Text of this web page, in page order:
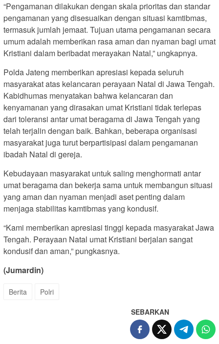
“Pengamanan dilakukan dengan skala prioritas dan standar
pengamanan yang disesuaikan dengan situasi kamtibmas,
termasuk jumlah jemaat. Tujuan utama pengamanan secara
umum adalah memberikan rasa aman dan nyaman bagi umat
Kristiani dalam beribadat merayakan Natal,” ungkapnya.
Polda Jateng memberikan apresiasi kepada seluruh
masyarakat atas kelancaran perayaan Natal di Jawa Tengah.
Kabidhumas menyatakan bahwa kelancaran dan
kenyamanan yang dirasakan umat Kristiani tidak terlepas
dari toleransi antar umat beragama di Jawa Tengah yang
telah terjalin dengan baik. Bahkan, beberapa organisasi
masyarakat juga turut berpartisipasi dalam pengamanan
ibadah Natal di gereja.
Kebudayaan masyarakat untuk saling menghormati antar
umat beragama dan bekerja sama untuk membangun situasi
yang aman dan nyaman menjadi aset penting dalam
menjaga stabilitas kamtibmas yang kondusif.
“Kami memberikan apresiasi tinggi kepada masyarakat Jawa
Tengah. Perayaan Natal umat Kristiani berjalan sangat
kondusif dan aman,” pungkasnya.
(Jumardin)
Berita Polri
SEBARKAN